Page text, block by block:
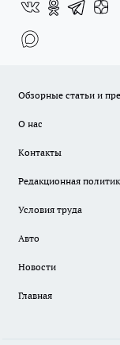
Обзорные статьи и
О нас
Контакты
Редакционная
Условия труда
Авто
Новости
Главная